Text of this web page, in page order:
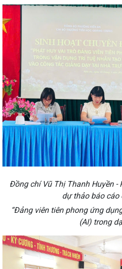
Đồng chí Vũ Thị Thanh Huyền -
dự thảo báo cáo
“Đảng viên tiên phong ứng
(AI) trong